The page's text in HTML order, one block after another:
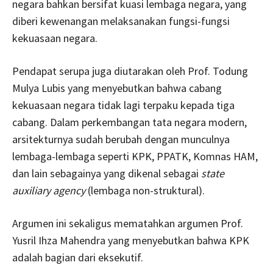
negara bahkan bersifat kuasi lembaga negara, yang
diberi kewenangan melaksanakan fungsi-fungsi
kekuasaan negara.
Pendapat serupa juga diutarakan oleh Prof. Todung
Mulya Lubis yang menyebutkan bahwa cabang
kekuasaan negara tidak lagi terpaku kepada tiga
cabang. Dalam perkembangan tata negara modern,
arsitekturnya sudah berubah dengan munculnya
lembaga-lembaga seperti KPK, PPATK, Komnas HAM,
dan lain sebagainya yang dikenal sebagai state
auxiliary agency(lembaga non-struktural).
Argumen ini sekaligus mematahkan argumen Prof.
Yusril Ihza Mahendra yang menyebutkan bahwa KPK
adalah bagian dari eksekutif.